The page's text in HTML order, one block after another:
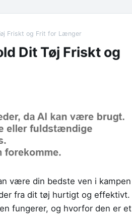
Friskt og Frit for Længer
Dit Tøj Friskt og
være din bedste ven i kampen
fra dit tøj hurtigt og effektivt.
fungerer, og hvorfor den er et